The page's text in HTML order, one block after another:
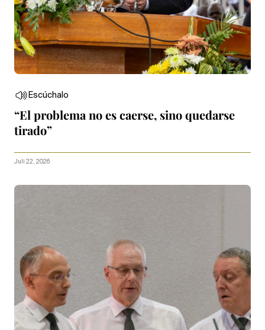
Escúchalo
“El problema no es caerse, sino quedarse
tirado”
Juli 22, 2026